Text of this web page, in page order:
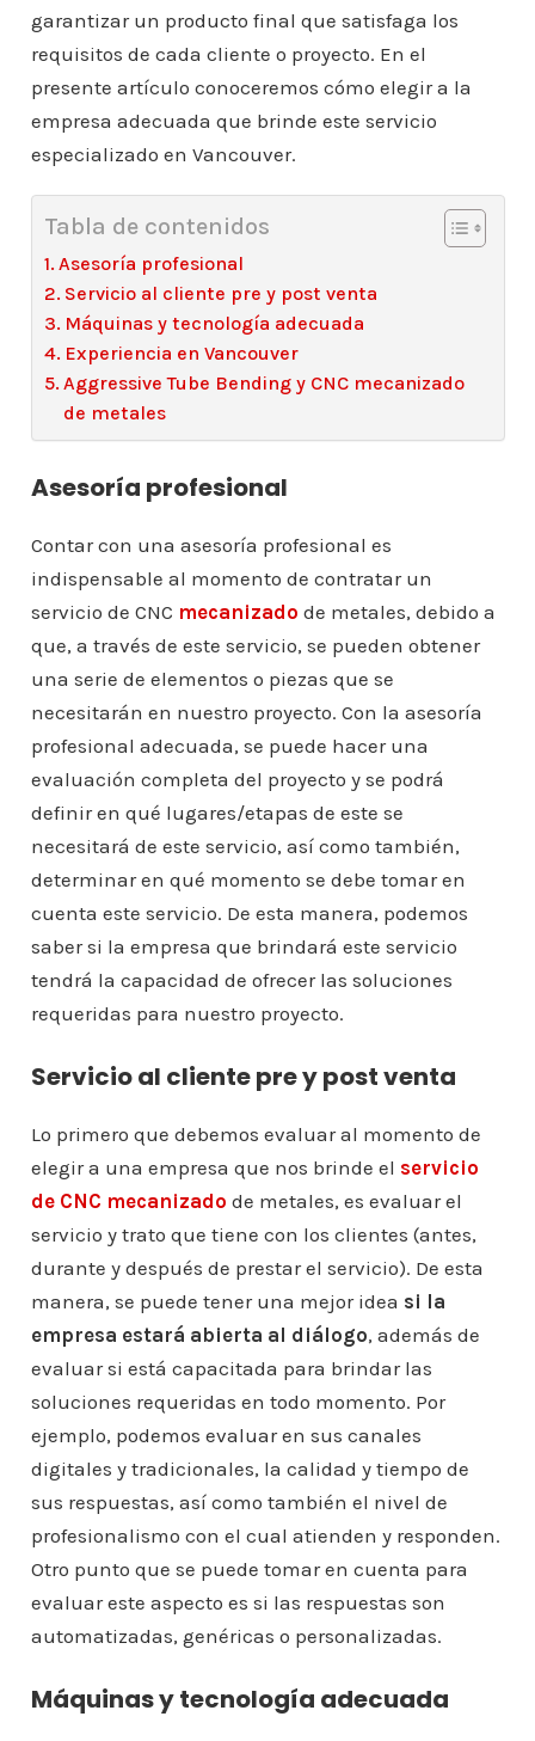
garantizar un producto final que satisfaga los
requisitos de cada cliente o proyecto. En el
presente artículo conoceremos cómo elegir a la
empresa adecuada que brinde este servicio
especializado en Vancouver.
Tabla de contenidos
Asesoría profesional
Servicio al cliente pre y post venta
Máquinas y tecnología adecuada
Experiencia en Vancouver
Aggressive Tube Bending y CNC mecanizado
de metales
Asesoría profesional
Contar con una asesoría profesional es
indispensable al momento de contratar un
servicio de CNC mecanizado de metales, debido a
que, a través de este servicio, se pueden obtener
una serie de elementos o piezas que se
necesitarán en nuestro proyecto. Con la asesoría
profesional adecuada, se puede hacer una
evaluación completa del proyecto y se podrá
definir en qué lugares/etapas de este se
necesitará de este servicio, así como también,
determinar en qué momento se debe tomar en
cuenta este servicio. De esta manera, podemos
saber si la empresa que brindará este servicio
tendrá la capacidad de ofrecer las soluciones
requeridas para nuestro proyecto.
Servicio al cliente pre y post venta
Lo primero que debemos evaluar al momento de
elegir a una empresa que nos brinde el servicio
de CNC mecanizado de metales, es evaluar el
servicio y trato que tiene con los clientes (antes,
durante y después de prestar el servicio). De esta
manera, se puede tener una mejor idea si la
empresa estará abierta al diálogo, además de
evaluar si está capacitada para brindar las
soluciones requeridas en todo momento. Por
ejemplo, podemos evaluar en sus canales
digitales y tradicionales, la calidad y tiempo de
sus respuestas, así como también el nivel de
profesionalismo con el cual atienden y responden.
Otro punto que se puede tomar en cuenta para
evaluar este aspecto es si las respuestas son
automatizadas, genéricas o personalizadas.
Máquinas y tecnología adecuada